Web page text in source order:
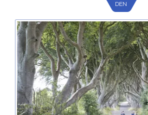
DEN